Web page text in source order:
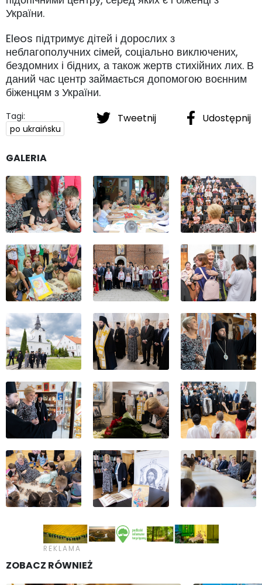
України.
Eleos підтримує дітей і дорослих з
неблагополучних сімей, соціально виключених,
бездомних і бідних, а також жертв стихійних лих. В
даний час центр займається допомогою воєнним
біженцям з України.
Tweetnij Udostępnij
Tagi:
po ukraińsku
GALERIA
ZOBACZ RÓWNIEŻ